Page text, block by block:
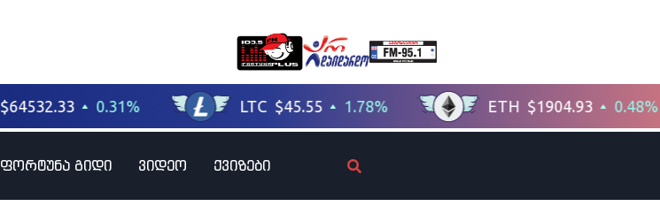
ფორტუნა გიდი ვიდეო ქვიზები